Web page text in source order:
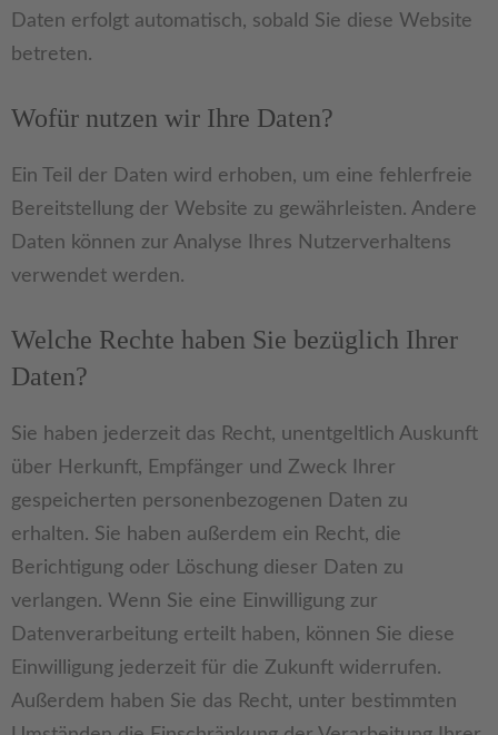
Daten erfolgt automatisch, sobald Sie diese Website
betreten.
Wofür nutzen wir Ihre Daten?
Ein Teil der Daten wird erhoben, um eine fehlerfreie
Bereitstellung der Website zu gewährleisten. Andere
Daten können zur Analyse Ihres Nutzerverhaltens
verwendet werden.
Welche Rechte haben Sie bezüglich Ihrer
Daten?
Sie haben jederzeit das Recht, unentgeltlich Auskunft
über Herkunft, Empfänger und Zweck Ihrer
gespeicherten personenbezogenen Daten zu
erhalten. Sie haben außerdem ein Recht, die
Berichtigung oder Löschung dieser Daten zu
verlangen. Wenn Sie eine Einwilligung zur
Datenverarbeitung erteilt haben, können Sie diese
Einwilligung jederzeit für die Zukunft widerrufen.
Außerdem haben Sie das Recht, unter bestimmten